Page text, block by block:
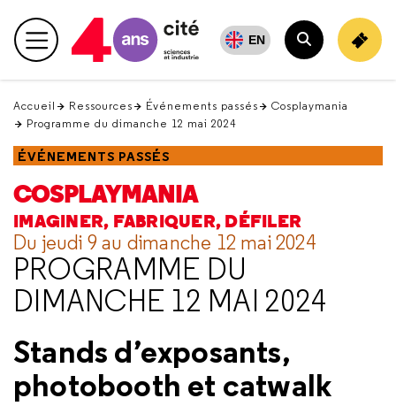
en
haut Menu principal EN
Rechercher
Accueil Ressources Événements passés
Cosplaymania
Programme du dimanche 12 mai 2024
ÉVÉNEMENTS PASSÉS
COSPLAYMANIA
IMAGINER, FABRIQUER, DÉFILER
Du jeudi 9 au dimanche 12 mai 2024
PROGRAMME DU
DIMANCHE 12 MAI 2024
Stands d’exposants,
photobooth et catwalk